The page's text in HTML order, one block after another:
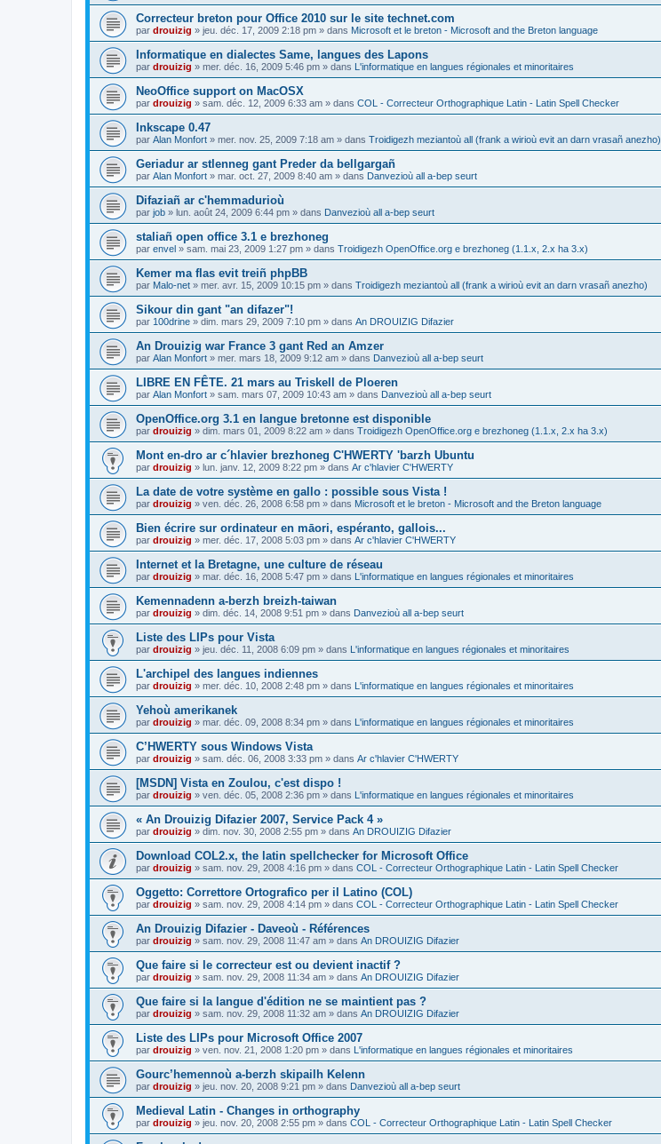
Correcteur breton pour Office 2010 sur le site technet.com
par drouizig » jeu. déc. 17, 2009 2:18 pm » dans Microsoft et le breton - Microsoft and the Breton language
Informatique en dialectes Same, langues des Lapons
par drouizig » mer. déc. 16, 2009 5:46 pm » dans L'informatique en langues régionales et minoritaires
NeoOffice support on MacOSX
par drouizig » sam. déc. 12, 2009 6:33 am » dans COL - Correcteur Orthographique Latin - Latin Spell Checker
Inkscape 0.47
par Alan Monfort » mer. nov. 25, 2009 7:18 am » dans Troidigezh meziantoù all (frank a wirioù evit an darn vrasañ anezho)
Geriadur ar stlenneg gant Preder da bellgargañ
par Alan Monfort » mar. oct. 27, 2009 8:40 am » dans Danvezioù all a-bep seurt
Difaziañ ar c'hemmadurioù
par job » lun. août 24, 2009 6:44 pm » dans Danvezioù all a-bep seurt
staliañ open office 3.1 e brezhoneg
par envel » sam. mai 23, 2009 1:27 pm » dans Troidigezh OpenOffice.org e brezhoneg (1.1.x, 2.x ha 3.x)
Kemer ma flas evit treiñ phpBB
par Malo-net » mer. avr. 15, 2009 10:15 pm » dans Troidigezh meziantoù all (frank a wirioù evit an darn vrasañ anezho)
Sikour din gant "an difazer"!
par 100drine » dim. mars 29, 2009 7:10 pm » dans An DROUIZIG Difazier
An Drouizig war France 3 gant Red an Amzer
par Alan Monfort » mer. mars 18, 2009 9:12 am » dans Danvezioù all a-bep seurt
LIBRE EN FÊTE. 21 mars au Triskell de Ploeren
par Alan Monfort » sam. mars 07, 2009 10:43 am » dans Danvezioù all a-bep seurt
OpenOffice.org 3.1 en langue bretonne est disponible
par drouizig » dim. mars 01, 2009 8:22 am » dans Troidigezh OpenOffice.org e brezhoneg (1.1.x, 2.x ha 3.x)
Mont en-dro ar c´hlavier brezhoneg C'HWERTY 'barzh Ubuntu
par drouizig » lun. janv. 12, 2009 8:22 pm » dans Ar c'hlavier C'HWERTY
La date de votre système en gallo : possible sous Vista !
par drouizig » ven. déc. 26, 2008 6:58 pm » dans Microsoft et le breton - Microsoft and the Breton language
Bien écrire sur ordinateur en māori, espéranto, gallois...
par drouizig » mer. déc. 17, 2008 5:03 pm » dans Ar c'hlavier C'HWERTY
Internet et la Bretagne, une culture de réseau
par drouizig » mar. déc. 16, 2008 5:47 pm » dans L'informatique en langues régionales et minoritaires
Kemennadenn a-berzh breizh-taiwan
par drouizig » dim. déc. 14, 2008 9:51 pm » dans Danvezioù all a-bep seurt
Liste des LIPs pour Vista
par drouizig » jeu. déc. 11, 2008 6:09 pm » dans L'informatique en langues régionales et minoritaires
L'archipel des langues indiennes
par drouizig » mer. déc. 10, 2008 2:48 pm » dans L'informatique en langues régionales et minoritaires
Yehoù amerikanek
par drouizig » mar. déc. 09, 2008 8:34 pm » dans L'informatique en langues régionales et minoritaires
C’HWERTY sous Windows Vista
par drouizig » sam. déc. 06, 2008 3:33 pm » dans Ar c'hlavier C'HWERTY
[MSDN] Vista en Zoulou, c'est dispo !
par drouizig » ven. déc. 05, 2008 2:36 pm » dans L'informatique en langues régionales et minoritaires
« An Drouizig Difazier 2007, Service Pack 4 »
par drouizig » dim. nov. 30, 2008 2:55 pm » dans An DROUIZIG Difazier
Download COL2.x, the latin spellchecker for Microsoft Office
par drouizig » sam. nov. 29, 2008 4:16 pm » dans COL - Correcteur Orthographique Latin - Latin Spell Checker
Oggetto: Correttore Ortografico per il Latino (COL)
par drouizig » sam. nov. 29, 2008 4:14 pm » dans COL - Correcteur Orthographique Latin - Latin Spell Checker
An Drouizig Difazier - Daveoù - Références
par drouizig » sam. nov. 29, 2008 11:47 am » dans An DROUIZIG Difazier
Que faire si le correcteur est ou devient inactif ?
par drouizig » sam. nov. 29, 2008 11:34 am » dans An DROUIZIG Difazier
Que faire si la langue d'édition ne se maintient pas ?
par drouizig » sam. nov. 29, 2008 11:32 am » dans An DROUIZIG Difazier
Liste des LIPs pour Microsoft Office 2007
par drouizig » ven. nov. 21, 2008 1:20 pm » dans L'informatique en langues régionales et minoritaires
Gourc’hemennoù a-berzh skipailh Kelenn
par drouizig » jeu. nov. 20, 2008 9:21 pm » dans Danvezioù all a-bep seurt
Medieval Latin - Changes in orthography
par drouizig » jeu. nov. 20, 2008 2:55 pm » dans COL - Correcteur Orthographique Latin - Latin Spell Checker